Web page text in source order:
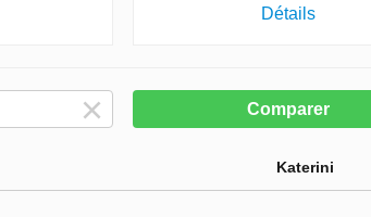
Détails
Comparer
Katerini